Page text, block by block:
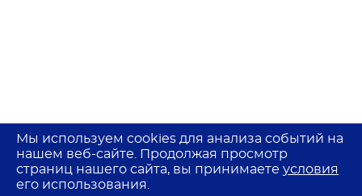
Мы используем cookies для анализа событий на
нашем веб-сайте. Продолжая просмотр
страниц нашего сайта, вы принимаете условия
его использования.